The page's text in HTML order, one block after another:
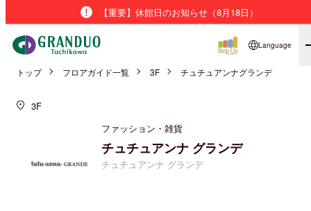
【重要】休館日のお知らせ（8月18日）
Language
トップ フロアガイド一覧 3F チュチュアンナグランデ
3F
ファッション・雑貨
チュチュアンナ グランデ
チュチュアンナ グランデ